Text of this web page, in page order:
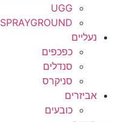
UGG
SPRAYGROUND
נעליים
כפכפים
סנדלים
סניקרס
אביזרים
כובעים